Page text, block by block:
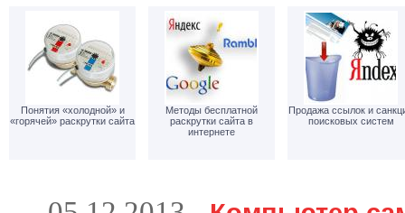
Понятия «холодной» и
«горячей» раскрутки сайта
Методы бесплатной
раскрутки сайта в
интернете
Продажа ссылок и
поисковых систем